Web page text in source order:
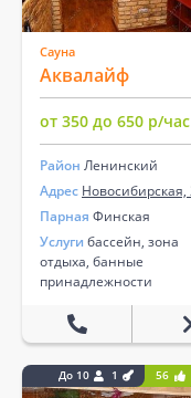
Сауна
Аквалайф
от 350 до 650 р/час
Район Ленинский
Адрес Новосибирская,
Парная Финская
Услуги бассейн, зона
отдыха, банные
принадлежности
До 10 1 56